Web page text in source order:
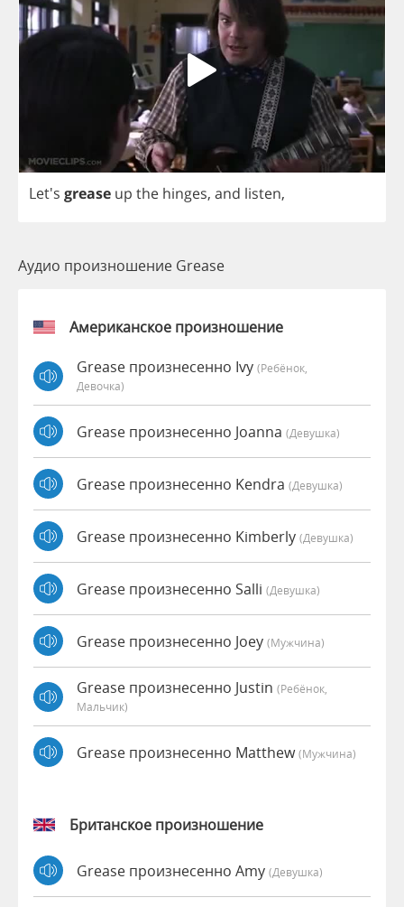
Let's grease up the hinges, and listen,
Аудио произношение Grease
Американское произношение
Grease произнесенно Ivy (Ребёнок,
Девочка)
Grease произнесенно Joanna (девушка)
Grease произнесенно Kendra (девушка)
Grease произнесенно Kimberly (девушка)
Grease произнесенно Salli (девушка)
Grease произнесенно Joey (мужчина)
Grease произнесенно Justin (Ребёнок,
Мальчик)
Grease произнесенно Matthew(мужчина)
Британское произношение
Grease произнесенно Amy (девушка)